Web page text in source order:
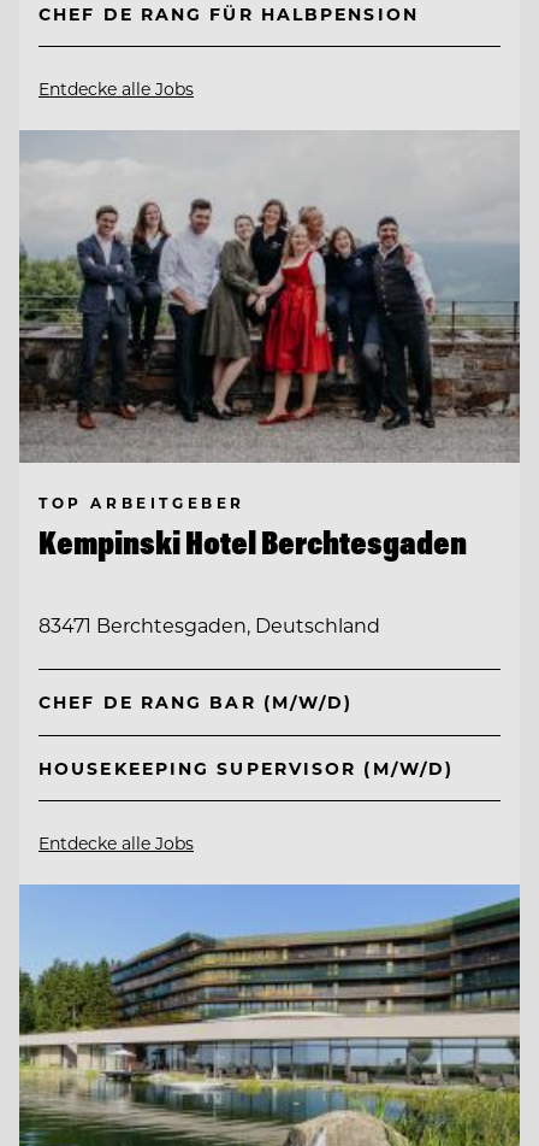
CHEF DE RANG FÜR HALBPENSION
Entdecke alle Jobs
TOP ARBEITGEBER
Kempinski Hotel Berchtesgaden
83471 Berchtesgaden, Deutschland
CHEF DE RANG BAR (M/W/D)
HOUSEKEEPING SUPERVISOR (M/W/D)
Entdecke alle Jobs